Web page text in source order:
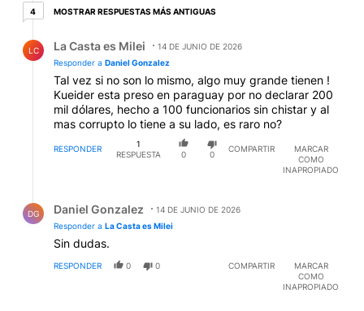
44 respuestas más antiguas
MOSTRAR RESPUESTAS MÁS ANTIGUAS
LC La Casta es Milei
14 DE JUNIO DE 2026
Responder a Daniel Gonzalez
Tal vez si no son lo mismo, algo muy grande tienen !
Kueider esta preso en paraguay por no declarar 200
mil dólares, hecho a 100 funcionarios sin chistar y al
mas corrupto lo tiene a su lado, es raro no?
RESPONDER
1
RESPUESTA
0 0
COMPARTIR
MARCAR
COMO
INAPROPIADO
DG Daniel Gonzalez
14 DE JUNIO DE 2026
Responder a La Casta es Milei
Sin dudas.
RESPONDER 0 0 COMPARTIR
MARCAR
COMO
INAPROPIADO